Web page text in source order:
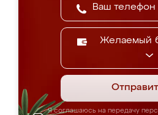
Желаемый
Я соглашаюсь на передачу